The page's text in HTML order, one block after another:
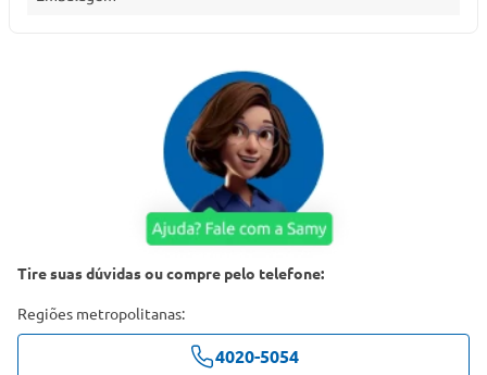
Tire suas dúvidas ou compre pelo telefone:
Regiões metropolitanas:
4020-5054